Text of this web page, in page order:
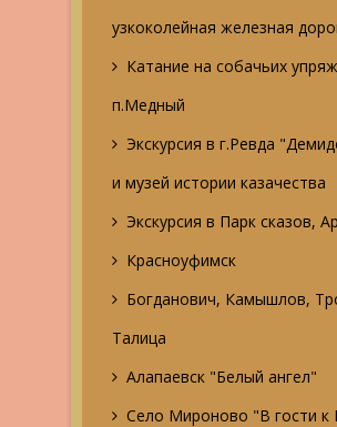
узкоколейная железная
Катание на собачьих
п.Медный
Экскурсия в г.Ревда
и музей истории казачества
Экскурсия в Парк сказов,
Красноуфимск
Богданович, Камышлов,
Талица
Алапаевск "Белый ангел"
Село Мироново "В гости к